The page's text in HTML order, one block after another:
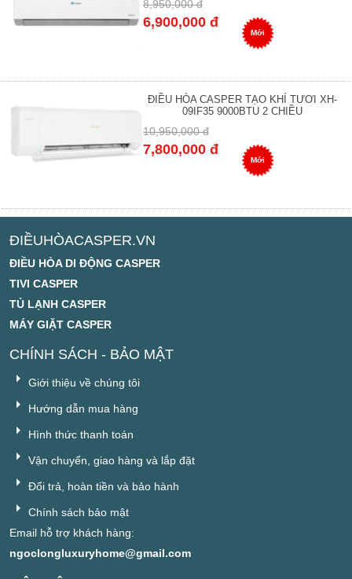
8,950,000 đ
6,900,000 đ
Mới
ĐIỀU HÒA CASPER TẠO KHÍ TƯƠI XH-
09IF35 9000BTU 2 CHIỀU
10,950,000 đ
7,800,000 đ
Mới
ĐIỀUHÒACASPER.VN
ĐIỀU HÒA DI ĐỘNG CASPER
TIVI CASPER
TỦ LẠNH CASPER
MÁY GIẶT CASPER
CHÍNH SÁCH - BẢO MẬT
Giới thiệu về chúng tôi
Hướng dẫn mua hàng
Hình thức thanh toán
Vận chuyển, giao hàng và lắp đặt
Đổi trả, hoàn tiền và bảo hành
Chính sách bảo mật
Email hỗ trợ khách hàng:
ngoclongluxuryhome@gmail.com